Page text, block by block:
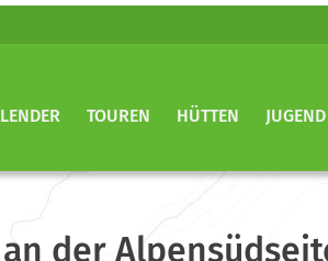
TOUREN HÜTTEN JUGEND
der